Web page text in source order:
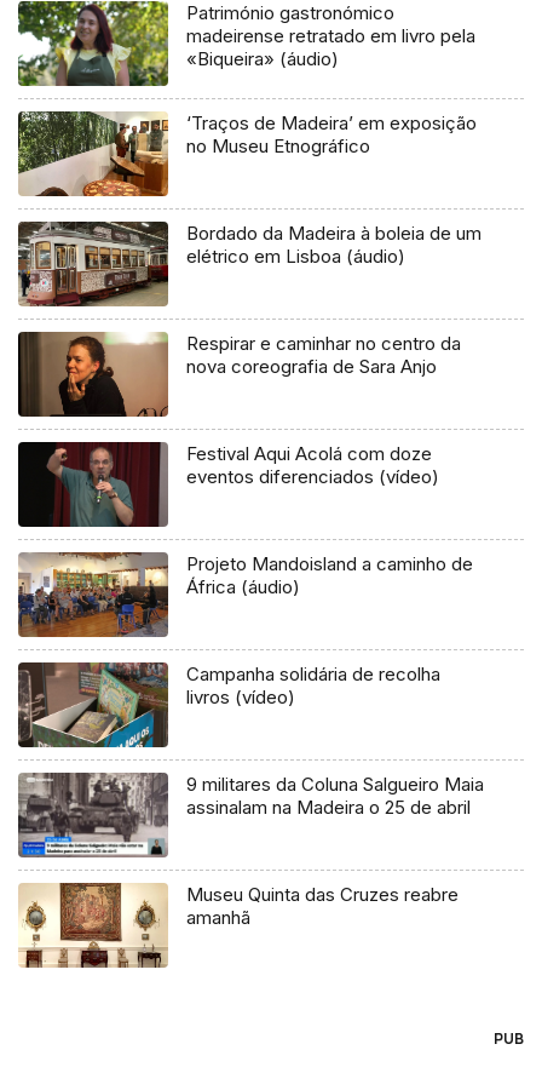
Património gastronómico
madeirense retratado em livro pela
«Biqueira» (áudio)
‘Traços de Madeira’ em exposição
no Museu Etnográfico
Bordado da Madeira à boleia de um
elétrico em Lisboa (áudio)
Respirar e caminhar no centro da
nova coreografia de Sara Anjo
Festival Aqui Acolá com doze
eventos diferenciados (vídeo)
Projeto Mandoisland a caminho de
África (áudio)
Campanha solidária de recolha
livros (vídeo)
9 militares da Coluna Salgueiro Maia
assinalam na Madeira o 25 de abril
Museu Quinta das Cruzes reabre
amanhã
PUB